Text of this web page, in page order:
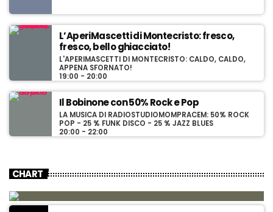
L’AperiMascetti di Montecristo: fresco,
fresco, bello ghiacciato!
L'APERIMASCETTI DI MONTECRISTO: CALDO, CALDO,
APPENA SFORNATO!
19:00 - 20:00
Il Bobinone con 50% Rock e Pop
LA MUSICA DI RADIOSTUDIOMOMPRACEM: 50% ROCK
POP - 25 % FUNK DISCO - 25 % JAZZ BLUES
20:00 - 22:00
CHART